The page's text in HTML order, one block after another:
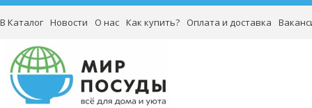
В Каталог Новости О нас Как купить? Оплата и доставка